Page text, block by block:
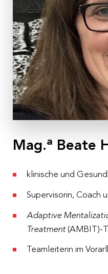
Dauer
2 Tage
Termine
Do., 11.05. – Fr.
jeweils 9:00 – 17:00 Uhr
Ort
Kolpinghaus Salzburg,
Kosten
€ 350,– pro Person inkl.
Anmeldeschluss
Mag.a Beate
klinische und
Supervisorin, Coach
Adaptive
Treatment(AMBIT)-
Teamleiterin im